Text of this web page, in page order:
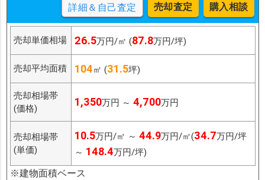
詳細＆自己査定 売却査定 購入相談
売却単価相場 26.5万円/㎡ (87.8万円/坪)
売却平均面積 104㎡ (31.5坪)
売却相場帯
(価格)
1,350万円 ～ 4,700万円
売却相場帯
(単価)
10.5万円/㎡ ～ 44.9万円/㎡(34.7万円/坪
～ 148.4万円/坪)
※建物面積ベース